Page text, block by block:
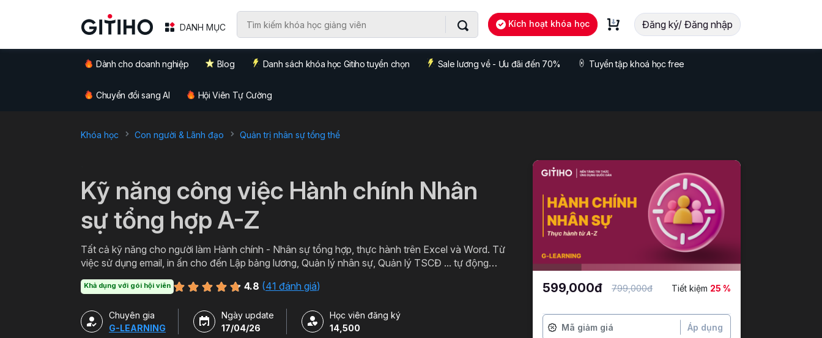
DANH MỤC Kích hoạt khóa học Đăng ký/ Đăng nhập
Dành cho doanh nghiệp Blog Danh sách khóa học Gitiho tuyển chọn Sale lương về - Ưu đãi đến 70% Tuyển tập khoá học free
Chuyển đổi sang AI Hội Viên Tự Cường
Khóa học Con người & Lãnh đạo Quản trị nhân sự tổng thể
Kỹ năng công việc Hành chính Nhân
sự tổng hợp A-Z
Tất cả kỹ năng cho người làm Hành chính - Nhân sự tổng hợp, thực hành trên Excel và Word. Từ
việc sử dụng email, in ấn cho đến Lập bảng lương, Quản lý nhân sự, Quản lý TSCĐ ... tự động
Khả dụng với gói hội viên 4.8 (41 đánh giá)
Chuyên gia
G-LEARNING
Ngày update
17/04/26
Học viên đăng ký
14,500
599,000đ 799,000đ Tiết kiệm 25 %
Áp dụng